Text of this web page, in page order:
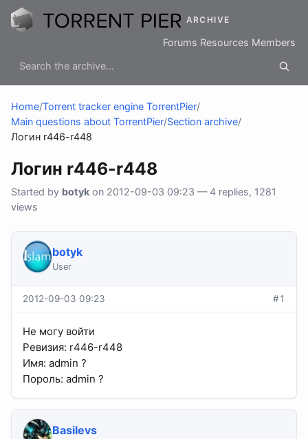
ARCHIVE
Forums Resources Members
Home/Torrent tracker engine TorrentPier/
Main questions about TorrentPier/Section archive/
Логин r446-r448
Логин r446-r448
Started by botyk on 2012-09-03 09:23 — 4 replies, 1281
views
botyk
User
2012-09-03 09:23 #1
Не могу войти
Ревизия: r446-r448
Имя: admin ?
Пороль: admin ?
Basilevs